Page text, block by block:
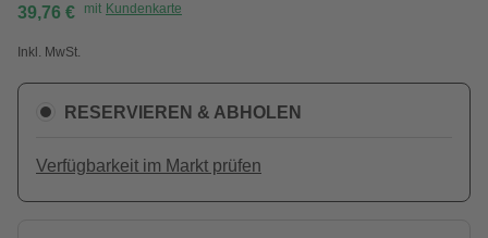
39,76 € mit Kundenkarte
Inkl. MwSt.
RESERVIEREN & ABHOLEN
Verfügbarkeit im Markt prüfen